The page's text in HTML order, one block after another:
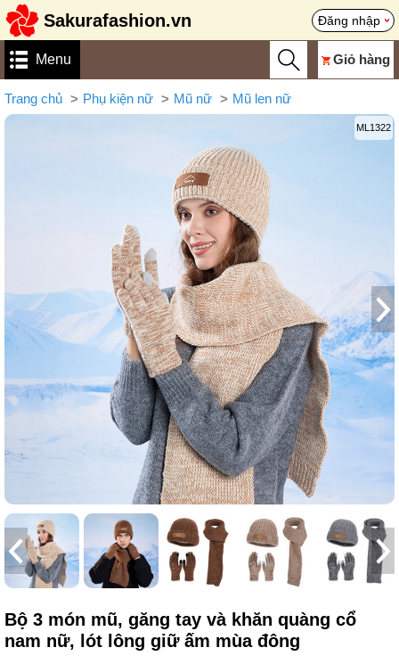
Sakurafashion.vn Đăng nhập
Menu Giỏ hàng
Trang chủ Phụ kiện nữ Mũ nữ Mũ len nữ
ML1322
Bộ 3 món mũ, găng tay và khăn quàng cổ
nam nữ, lót lông giữ ấm mùa đông